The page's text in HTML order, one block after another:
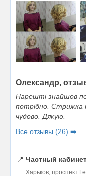
Олександр,
Нарешті знайшов
потрібно. Стрижка
чудово. Дякую.
Все отзывы (26) ➡️
📍 Частный
Харьков, проспект